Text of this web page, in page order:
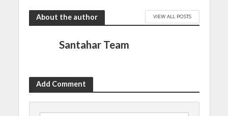
About the author VIEW ALL POSTS
Santahar Team
Add Comment